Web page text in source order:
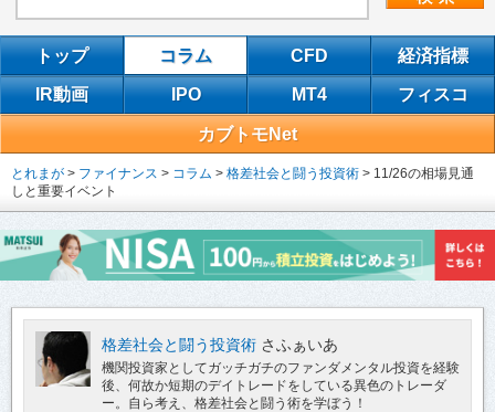
トップ コラム CFD 経済指標
IR動画 IPO MT4 フィスコ
カブトモNet
とれまが > ファイナンス > コラム > 格差社会と闘う投資術 > 11/26の相場見通
しと重要イベント
格差社会と闘う投資術 さふぁいあ
機関投資家としてガッチガチのファンダメンタル投資を経験
後、何故か短期のデイトレードをしている異色のトレーダ
ー。自ら考え、格差社会と闘う術を学ぼう！